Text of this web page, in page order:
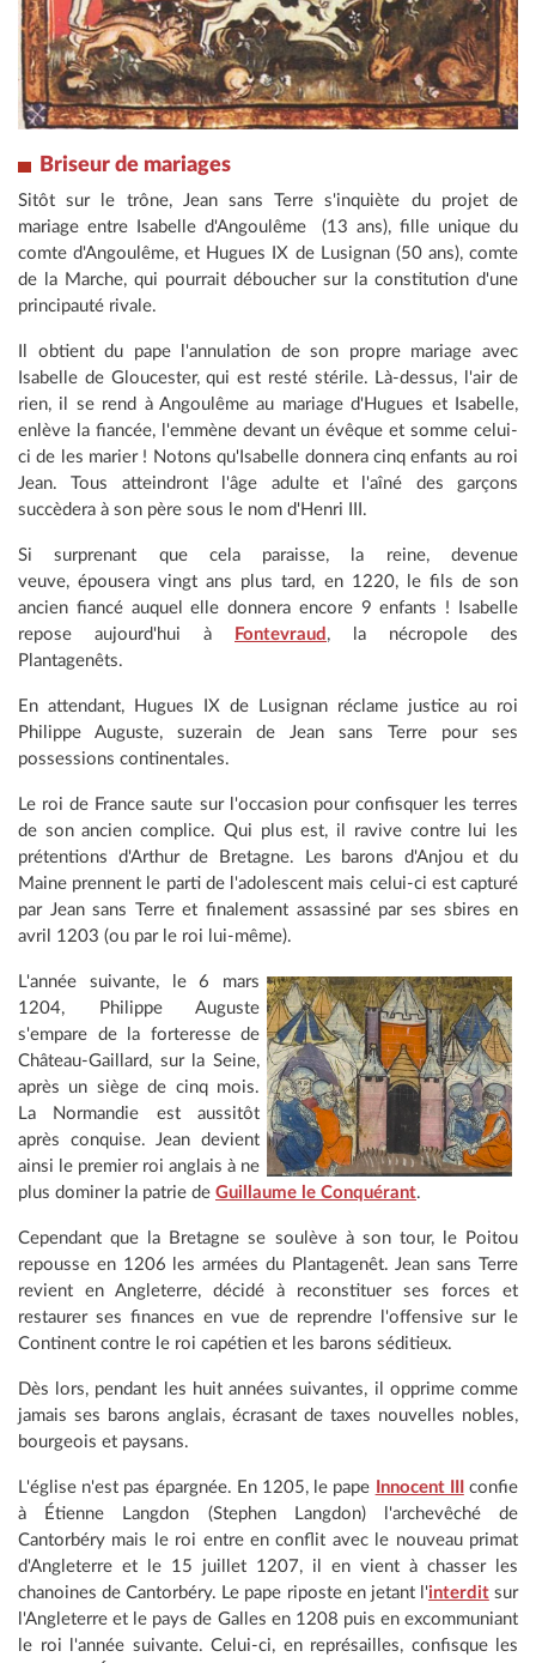
Briseur de mariages
Sitôt sur le trône, Jean sans Terre s'inquiète du projet de
mariage entre Isabelle d'Angoulême (13 ans), fille unique du
comte d'Angoulême, et Hugues IX de Lusignan (50 ans), comte
de la Marche, qui pourrait déboucher sur la constitution d'une
principauté rivale.
Il obtient du pape l'annulation de son propre mariage avec
Isabelle de Gloucester, qui est resté stérile. Là-dessus, l'air de
rien, il se rend à Angoulême au mariage d'Hugues et Isabelle,
enlève la fiancée, l'emmène devant un évêque et somme celui-
ci de les marier ! Notons qu'Isabelle donnera cinq enfants au roi
Jean. Tous atteindront l'âge adulte et l'aîné des garçons
succèdera à son père sous le nom d'Henri III.
Si surprenant que cela paraisse, la reine, devenue
veuve, épousera vingt ans plus tard, en 1220, le fils de son
ancien fiancé auquel elle donnera encore 9 enfants ! Isabelle
repose aujourd'hui à
Fontevraud , la nécropole des
Plantagenêts.
En attendant, Hugues IX de Lusignan réclame justice au roi
Philippe Auguste, suzerain de Jean sans Terre pour ses
possessions continentales.
Le roi de France saute sur l'occasion pour confisquer les terres
de son ancien complice. Qui plus est, il ravive contre lui les
prétentions d'Arthur de Bretagne. Les barons d'Anjou et du
Maine prennent le parti de l'adolescent mais celui-ci est capturé
par Jean sans Terre et finalement assassiné par ses sbires en
avril 1203 (ou par le roi lui-même).
L'année suivante, le 6 mars
1204, Philippe Auguste
s'empare de la forteresse de
Château-Gaillard, sur la Seine,
après un siège de cinq mois.
La Normandie est aussitôt
après conquise. Jean devient
ainsi le premier roi anglais à ne
plus dominer la patrie de Guillaume le Conquérant.
Cependant que la Bretagne se soulève à son tour, le Poitou
repousse en 1206 les armées du Plantagenêt. Jean sans Terre
revient en Angleterre, décidé à reconstituer ses forces et
restaurer ses finances en vue de reprendre l'offensive sur le
Continent contre le roi capétien et les barons séditieux.
Dès lors, pendant les huit années suivantes, il opprime comme
jamais ses barons anglais, écrasant de taxes nouvelles nobles,
bourgeois et paysans.
L'église n'est pas épargnée. En 1205, le pape Innocent III
confie
à Étienne Langdon (Stephen Langdon) l'archevêché de
Cantorbéry mais le roi entre en conflit avec le nouveau primat
d'Angleterre et le 15 juillet 1207, il en vient à chasser les
chanoines de Cantorbéry. Le pape riposte en jetant l'interditsur
l'Angleterre et le pays de Galles en 1208 puis en excommuniant
le roi l'année suivante. Celui-ci, en représailles, confisque les